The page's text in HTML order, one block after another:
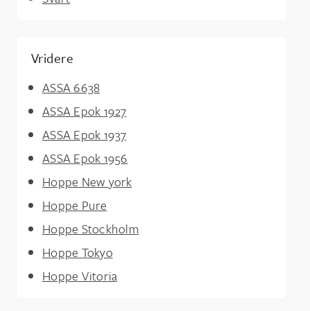
Vridere
ASSA 6638
ASSA Epok 1927
ASSA Epok 1937
ASSA Epok 1956
Hoppe New york
Hoppe Pure
Hoppe Stockholm
Hoppe Tokyo
Hoppe Vitoria